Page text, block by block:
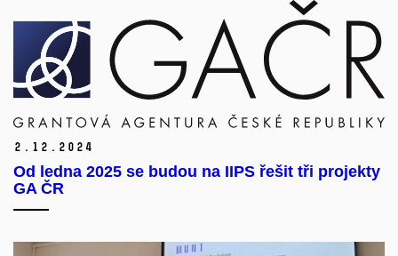
2. 12. 2024
Od ledna 2025 se budou na IIPS řešit tři projekty
GA ČR